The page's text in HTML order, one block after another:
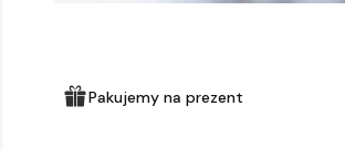
Pakujemy na prezent